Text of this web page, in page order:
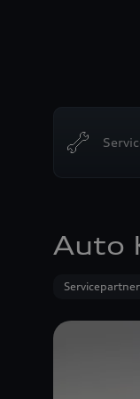
Auto
Servicepartner